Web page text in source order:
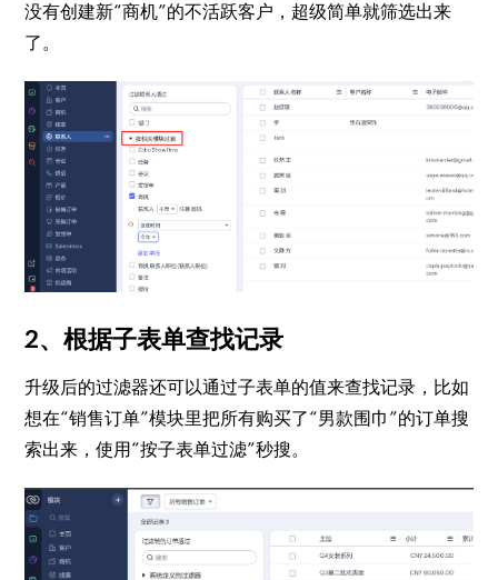
没有创建新“商机”的不活跃客户，超级简单就筛选出来
了。
2、根据子表单查找记录
升级后的过滤器还可以通过子表单的值来查找记录，比如
想在“销售订单”模块里把所有购买了“男款围巾”的订单搜
索出来，使用“按子表单过滤”秒搜。